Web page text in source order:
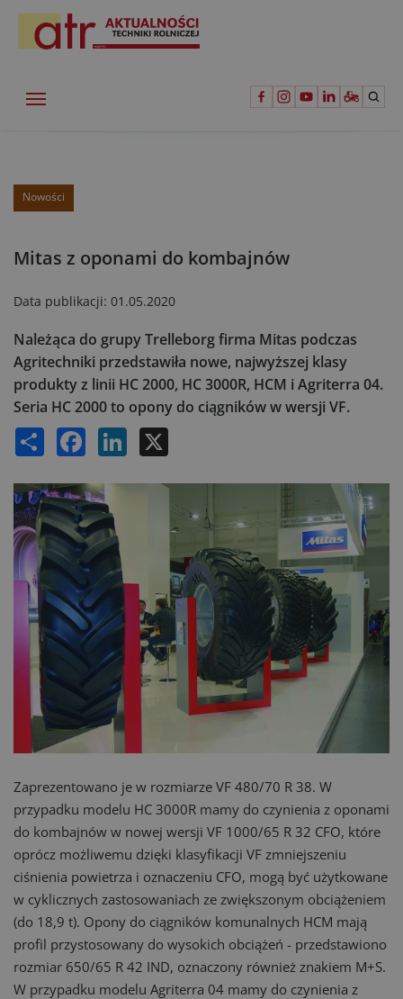
Nowości
Mitas z oponami do kombajnów
Data publikacji: 01.05.2020
Należąca do grupy Trelleborg firma Mitas podczas
Agritechniki przedstawiła nowe, najwyższej klasy
produkty z linii HC 2000, HC 3000R, HCM i Agriterra 04.
Seria HC 2000 to opony do ciągników w wersji VF.
Share Facebook LinkedIn
Zaprezentowano je w rozmiarze VF 480/70 R 38. W
przypadku modelu HC 3000R mamy do czynienia z oponami
do kombajnów w nowej wersji VF 1000/65 R 32 CFO, które
oprócz możliwemu dzięki klasyfikacji VF zmniejszeniu
ciśnienia powietrza i oznaczeniu CFO, mogą być użytkowane
w cyklicznych zastosowaniach ze zwiększonym obciążeniem
(do 18,9 t). Opony do ciągników komunalnych HCM mają
profil przystosowany do wysokich obciążeń - przedstawiono
rozmiar 650/65 R 42 IND, oznaczony również znakiem M+S.
W przypadku modelu Agriterra 04 mamy do czynienia z